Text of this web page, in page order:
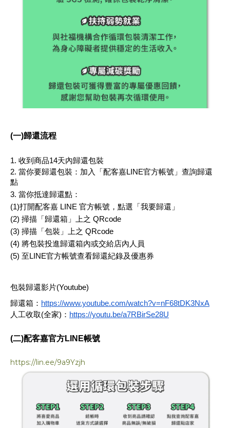
(一)歸還流程
1. 收到商品14天內歸還包裝
2. 當你要歸還包裝：加入「配客嘉LINE官方帳號」查詢歸還
點
3. 當你抵達歸還點：
(1)打開配客嘉 LINE 官方帳號，點選「我要歸還」
(2) 掃描「歸還箱」上之 QRcode
(3) 掃描「包裝」上之 QRcode
(4) 將包裝投進歸還箱內或交給店內人員
(5) ​​至LINE官方帳號查看歸還紀錄及優惠券
包裝歸還影片(Youtube)
歸還箱： https://www.youtube.com/watch?v=nF68tDK3NxA
人工收取(全家)： https://youtu.be/a7RBirSe28U
(二)配客嘉官方LINE帳號
https://lin.ee/9a9Yzjh